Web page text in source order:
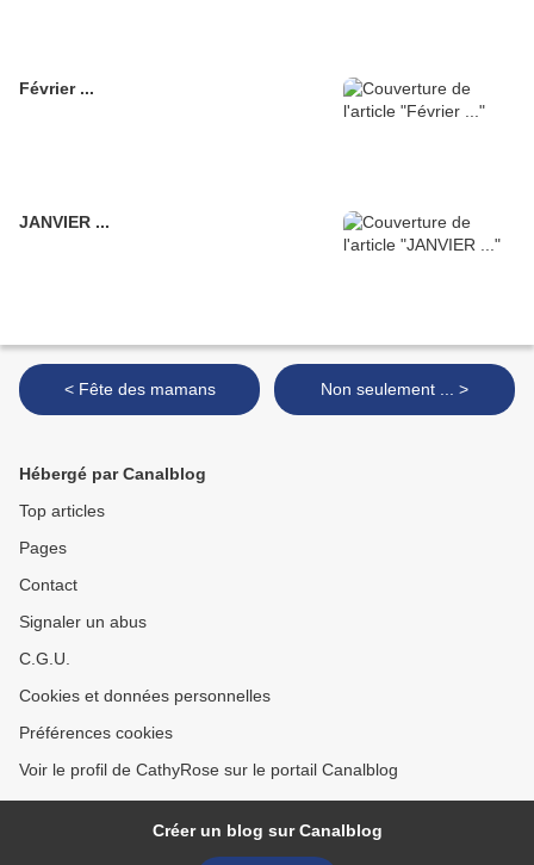
Février ...
JANVIER ...
< Fête des mamans Non seulement ... >
Hébergé par Canalblog
Top articles
Pages
Contact
Signaler un abus
C.G.U.
Cookies et données personnelles
Préférences cookies
Voir le profil de CathyRose sur le portail Canalblog
Créer un blog sur Canalblog